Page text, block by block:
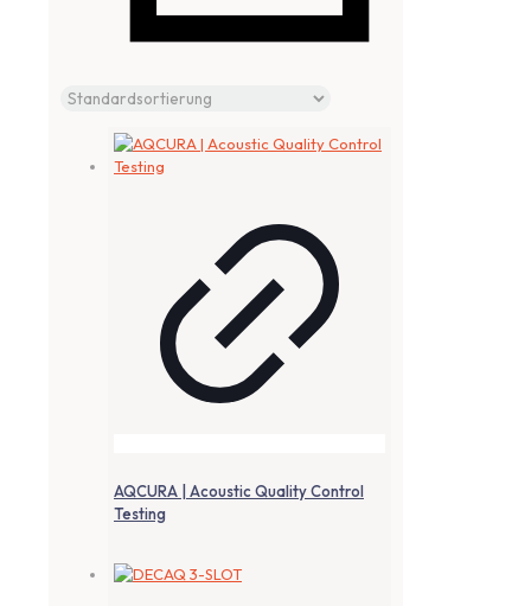
AQCURA | Acoustic Quality Control
Testing